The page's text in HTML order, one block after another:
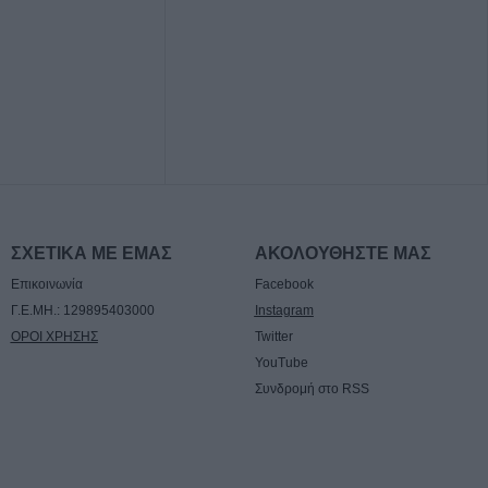
ΣΧΕΤΙΚΑ ΜΕ ΕΜΑΣ
Επικοινωνία
Γ.Ε.ΜΗ.: 129895403000
ΟΡΟΙ ΧΡΗΣΗΣ
ΑΚΟΛΟΥΘΗΣΤΕ ΜΑΣ
Facebook
Instagram
Twitter
YouTube
Συνδρομή στο RSS